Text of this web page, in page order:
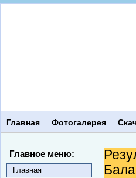
Главная Фотогалерея
Главное меню:
Главная